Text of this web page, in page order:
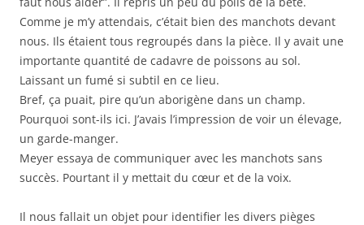
Comme je m’y attendais, c’était bien des manchots devant
nous. Ils étaient tous regroupés dans la pièce. Il y avait une
importante quantité de cadavre de poissons au sol.
Laissant un fumé si subtil en ce lieu.
Bref, ça puait, pire qu’un aborigène dans un champ.
Pourquoi sont-ils ici. J’avais l’impression de voir un élevage,
un garde-manger.
Meyer essaya de communiquer avec les manchots sans
succès. Pourtant il y mettait du cœur et de la voix.
Il nous fallait un objet pour identifier les divers pièges